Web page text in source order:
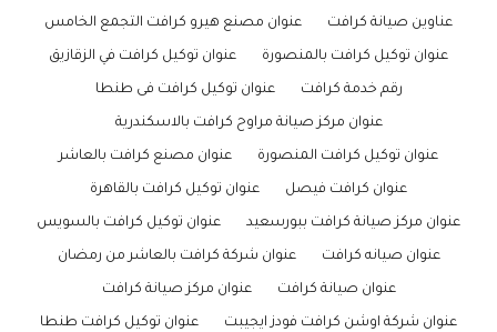
عناوين صيانة كرافت عنوان مصنع هيرو كرافت التجمع الخامس
عنوان توكيل كرافت بالمنصورة عنوان توكيل كرافت في الزقازيق
رقم خدمة كرافت عنوان توكيل كرافت فى طنطا
عنوان مركز صيانة مراوح كرافت بالاسكندرية
عنوان توكيل كرافت المنصورة عنوان مصنع كرافت بالعاشر
عنوان كرافت فيصل عنوان توكيل كرافت بالقاهرة
عنوان مركز صيانة كرافت ببورسعيد عنوان توكيل كرافت بالسويس
عنوان صيانه كرافت عنوان شركة كرافت بالعاشر من رمضان
عنوان صيانة كرافت عنوان مركز صيانة كرافت
عنوان شركة اوشن كرافت فودز ايجيبت عنوان توكيل كرافت طنطا